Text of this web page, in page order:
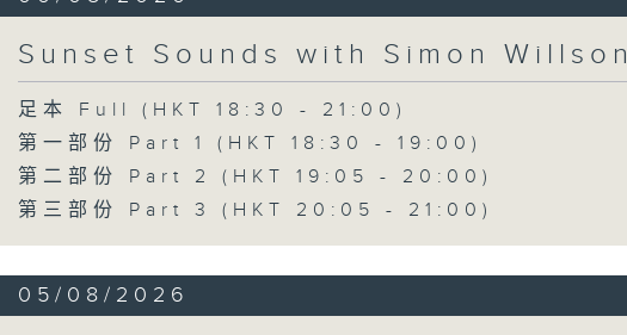
Sunset Sounds with Simon Willson
足本 Full (HKT 18:30 - 21:00)
第一部份 Part 1 (HKT 18:30 - 19:00)
第二部份 Part 2 (HKT 19:05 - 20:00)
第三部份 Part 3 (HKT 20:05 - 21:00)
05/08/2026